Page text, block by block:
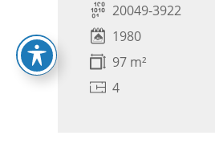
20049-3922
1980
97 m²
4